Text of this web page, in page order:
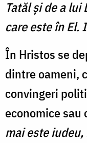
Tatăl şi de a lui
care este în El.
În Hristos se
dintre oameni,
convingeri
economice sau
mai este